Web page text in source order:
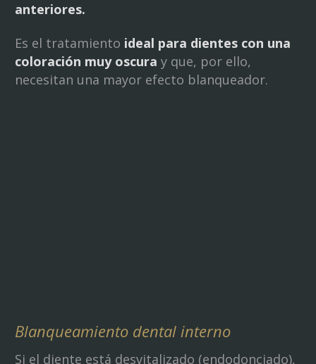
anteriores.
Es el tratamiento ideal para dientes con una
coloración muy oscura y que, por ello,
necesitan una mayor efecto blanqueador.
Blanqueamiento dental interno
Si el diente está desvitalizado (endodonciado),